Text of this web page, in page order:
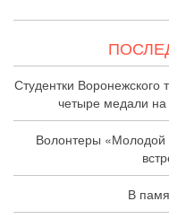
Студентки Воронежского
четыре медали на
Волонтеры «Молодой
В